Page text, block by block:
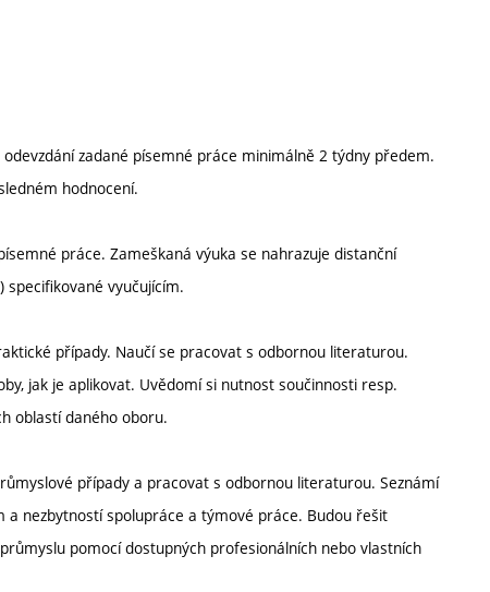
zadané písemné práce minimálně 2 týdny předem.
hodnocení.
práce. Zameškaná výuka se nahrazuje distanční
vyučujícím.
případy. Naučí se pracovat s odbornou literaturou.
jak je aplikovat. Uvědomí si nutnost součinnosti resp.
oblastí daného oboru.
případy a pracovat s odbornou literaturou. Seznámí
nezbytností spolupráce a týmové práce. Budou řešit
pomocí dostupných profesionálních nebo vlastních